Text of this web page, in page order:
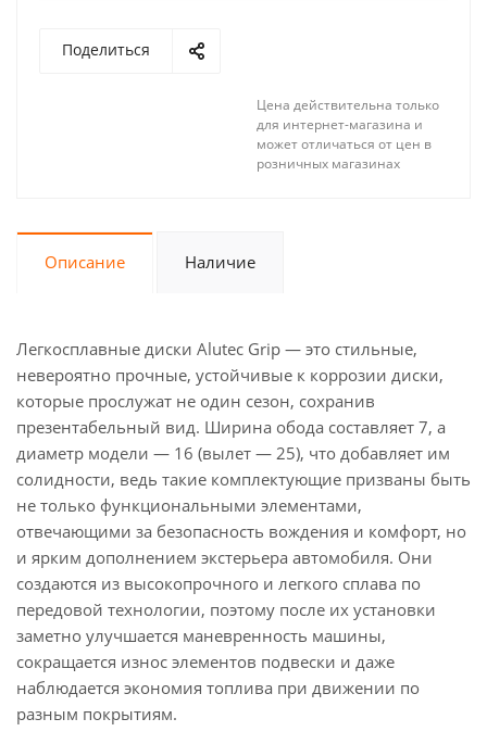
Поделиться
Цена действительна только
для интернет-магазина и
может отличаться от цен в
розничных магазинах
Описание Наличие
Легкосплавные диски Alutec Grip — это стильные,
невероятно прочные, устойчивые к коррозии диски,
которые прослужат не один сезон, сохранив
презентабельный вид. Ширина обода составляет 7, а
диаметр модели — 16 (вылет — 25), что добавляет им
солидности, ведь такие комплектующие призваны быть
не только функциональными элементами,
отвечающими за безопасность вождения и комфорт, но
и ярким дополнением экстерьера автомобиля. Они
создаются из высокопрочного и легкого сплава по
передовой технологии, поэтому после их установки
заметно улучшается маневренность машины,
сокращается износ элементов подвески и даже
наблюдается экономия топлива при движении по
разным покрытиям.